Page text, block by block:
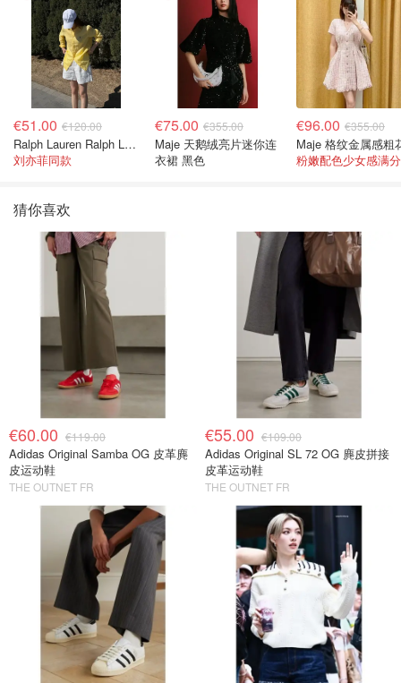
€51.00 €120.00
Ralph Lauren Ralph Lauren 男童亚麻衬衫
刘亦菲同款
€75.00 €355.00
Maje 天鹅绒亮片迷你连
衣裙 黑色
€96.00 €355.00
粉嫩配色少女感满
猜你喜欢
€60.00 €119.00
Adidas Original Samba OG 皮革麂
皮运动鞋
THE OUTNET FR
€55.00 €109.00
Adidas Original SL 72 OG 麂皮拼接
皮革运动鞋
THE OUTNET FR